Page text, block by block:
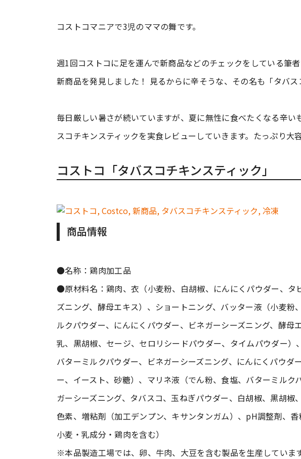
コストコマニアで3児のママの舞です。
週1回コストコに足を運んで新商品などのチェックをしている筆
新商品を発見しました！ 見るからに辛そうな、その名も「タバス
毎日厳しい暑さが続いていますが、夏に無性に食べたくなる辛
スコチキンスティックを実食レビューしていきます。たっぷり大
コストコ「タバスコチキンスティック」
商品情報
●名称：鶏肉加工品
●原材料名：鶏肉、衣（小麦粉、白胡椒、にんにくパウダー、タ
ズニング、酵母エキス）、ショートニング、バッター液（小麦粉
ルクパウダー、にんにくパウダー、ビネガーシーズニング、酵母
乳、黒胡椒、セージ、セロリシードパウダー、タイムパウダー）
バターミルクパウダー、ビネガーシーズニング、にんにくパウダ
ー、イースト、砂糖）、マリネ液（でん粉、食塩、バターミルク
ガーシーズニング、タバスコ、玉ねぎパウダー、白胡椒、黒胡椒
色素、増粘剤（加工デンプン、キサンタンガム）、pH調整剤、
小麦・乳成分・鶏肉を含む）
※本品製造工場では、卵、牛肉、大豆を含む製品を生産しています